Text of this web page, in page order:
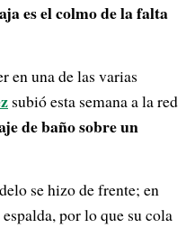
es el colmo de la falta
en una de las varias
subió esta semana a la red
de baño sobre un
se hizo de frente; en
por lo que su cola